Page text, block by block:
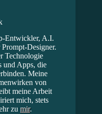
Entwickler, A.I.
Designer.
Technologie
und Apps, die
Meine
von
meine Arbeit
mich, stets
zumir.